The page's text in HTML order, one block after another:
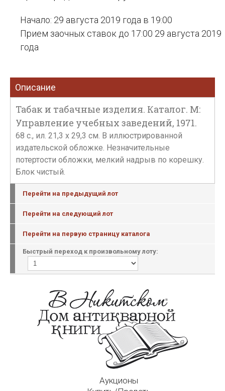
Начало: 29 августа 2019 года в 19:00
Прием заочных ставок до 17:00 29 августа 2019
года
Описание
Табак и табачные изделия. Каталог. М:
Управление учебных заведений, 1971.
68 с., ил. 21,3 х 29,3 см. В иллюстрированной
издательской обложке. Незначительные
потертости обложки, мелкий надрыв по корешку.
Блок чистый.
Перейти на предыдущий лот
Перейти на следующий лот
Перейти на первую страницу каталога
Быстрый переход к произвольному лоту:
Аукционы